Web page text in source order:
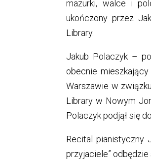
mazurki, walce i
ukończony przez
Library.
Jakub Polaczyk –
obecnie
Warszawie w
Library w Nowym
Polaczyk podjął się
Recital pianistyczny
przyjaciele” odbędzie